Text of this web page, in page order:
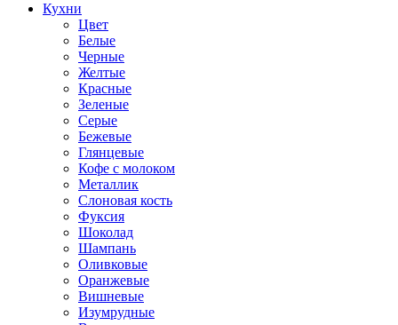
Кухни
Цвет
Белые
Черные
Желтые
Красные
Зеленые
Серые
Бежевые
Глянцевые
Кофе с молоком
Металлик
Слоновая кость
Фуксия
Шоколад
Шампань
Оливковые
Оранжевые
Вишневые
Изумрудные